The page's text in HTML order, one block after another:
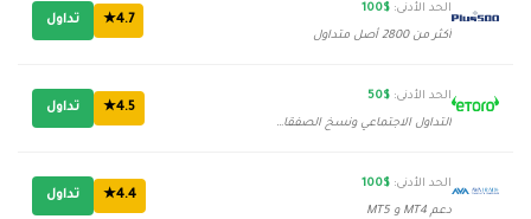
الحد الأدنى: $100
أكثر من 2800 أصل متداول
4.7★ تداول
الحد الأدنى: $50
التداول الاجتماعي ونسخ الصفقات
4.5★ تداول
الحد الأدنى: $100
دعم MT4 و MT5
4.4★ تداول